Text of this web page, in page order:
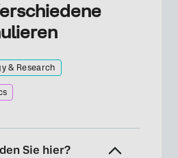
& Research
Sie hier?